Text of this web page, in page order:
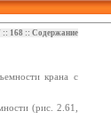
:: 168 :: Содержание
крана с
(рис. 2.61,